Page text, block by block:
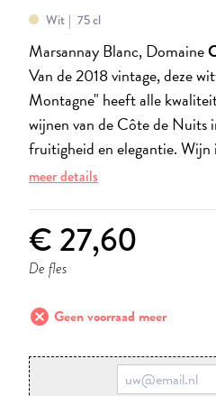
Wit 75 cl
Marsannay Blanc, Domaine
Van de 2018 vintage, deze
Montagne" heeft alle
wijnen van de Côte de Nuits
fruitigheid en elegantie.
meer details
€ 27,60
De fles
cancel Geen voorraad meer